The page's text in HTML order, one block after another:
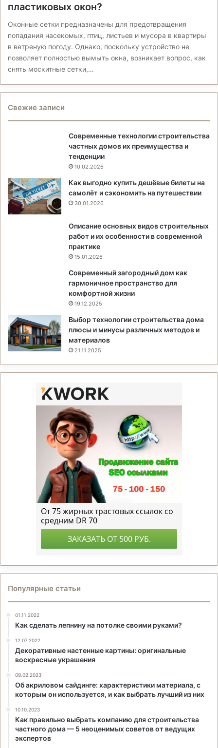
пластиковых окон?
Оконные сетки предназначены для предотвращения
попадания насекомых, птиц, листьев и мусора в квартиры
в ветреную погоду. Однако, поскольку устройство не
позволяет полностью вымыть окна, возникает вопрос, как
снять москитные сетки,…
Свежие записи
Современные технологии строительства
частных домов их преимущества и
тенденции
10.02.2026
Как выгодно купить дешёвые билеты на
самолёт и сэкономить на путешествии
30.01.2026
Описание основных видов строительных
работ и их особенности в современной
практике
15.01.2026
Современный загородный дом как
гармоничное пространство для
комфортной жизни
19.12.2025
Выбор технологии строительства дома
плюсы и минусы различных методов и
материалов
21.11.2025
Популярные статьи
01.11.2022
Как сделать лепнину на потолке своими руками?
12.07.2022
Декоративные настенные картины: оригинальные
воскресные украшения
09.02.2023
Об акриловом сайдинге: характеристики материала, с
которым он используется, и как выбрать лучший из них
10.10.2023
Как правильно выбрать компанию для строительства
частного дома — 5 неоценимых советов от ведущих
экспертов